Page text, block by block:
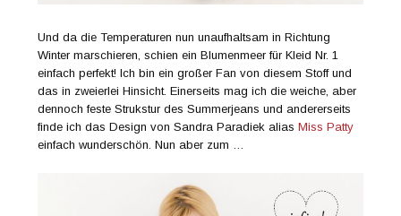
Und da die Temperaturen nun unaufhaltsam in Richtung
Winter marschieren, schien ein Blumenmeer für Kleid Nr. 1
einfach perfekt! Ich bin ein großer Fan von diesem Stoff und
das in zweierlei Hinsicht. Einerseits mag ich die weiche, aber
dennoch feste Strukstur des Summerjeans und andererseits
finde ich das Design von Sandra Paradiek aliasMiss Patty
einfach wunderschön. Nun aber zum …